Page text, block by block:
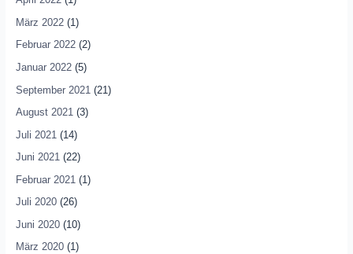
März 2022(1)
Februar 2022(2)
Januar 2022(5)
September 2021 (21)
August 2021(3)
Juli 2021 (14)
Juni 2021(22)
Februar 2021 (1)
Juli 2020(26)
Juni 2020(10)
März 2020(1)